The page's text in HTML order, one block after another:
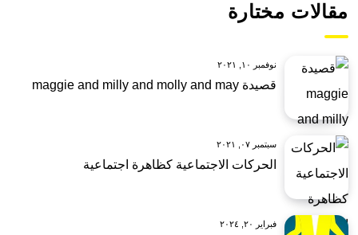
مقالات مختارة
نوفمبر ١٠, ٢٠٢١
قصيدة maggie and milly and molly and may
سبتمبر ٠٧, ٢٠٢١
الحركات الاجتماعية كظاهرة اجتماعية
فبراير ٢٠, ٢٠٢٤